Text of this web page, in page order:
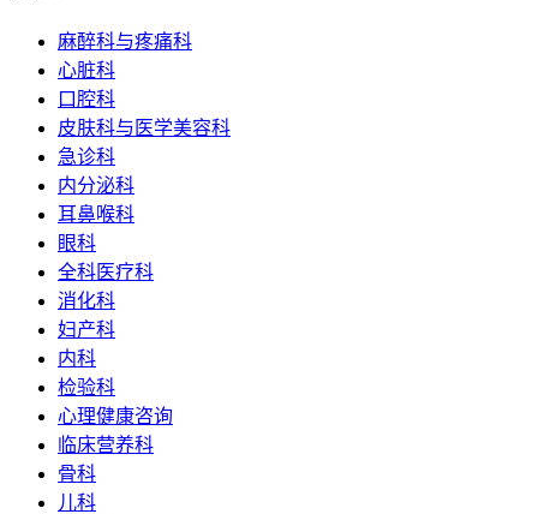
麻醉科与疼痛科
心脏科
口腔科
皮肤科与医学美容科
急诊科
内分泌科
耳鼻喉科
眼科
全科医疗科
消化科
妇产科
内科
检验科
心理健康咨询
临床营养科
骨科
儿科